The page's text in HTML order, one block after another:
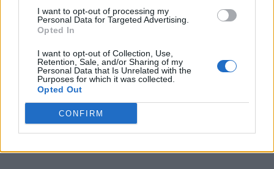
I want to opt-out of processing my
Personal Data for Targeted Advertising.
Opted In
I want to opt-out of Collection, Use,
Retention, Sale, and/or Sharing of my
Personal Data that Is Unrelated with the
Purposes for which it was collected.
Opted Out
CONFIRM
Terzo Settore Numerato / Full Price:
69.00 € + Commissioni
Terzo Settore Numerato / Full Price +
Collector Ticket: 74.95 € +
Commissioni
Terzo Settore Capofila Numerato / Full